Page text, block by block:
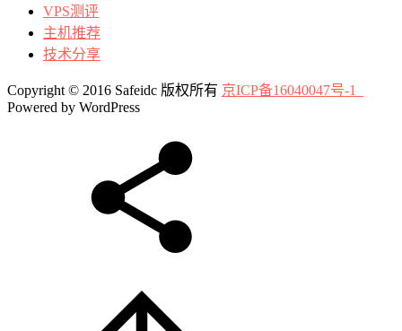
VPS测评
主机推荐
技术分享
Copyright © 2016 Safeidc 版权所有 京ICP备16040047号-1
Powered by WordPress